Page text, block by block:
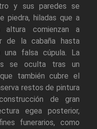
y sus paredes se
piedra, hiladas que a
altura comienzan a
de la cabaña hasta
falsa cúpula. La
se oculta tras un
también cubre el
restos de pintura
de gran
egea posterior,
funerarios, como